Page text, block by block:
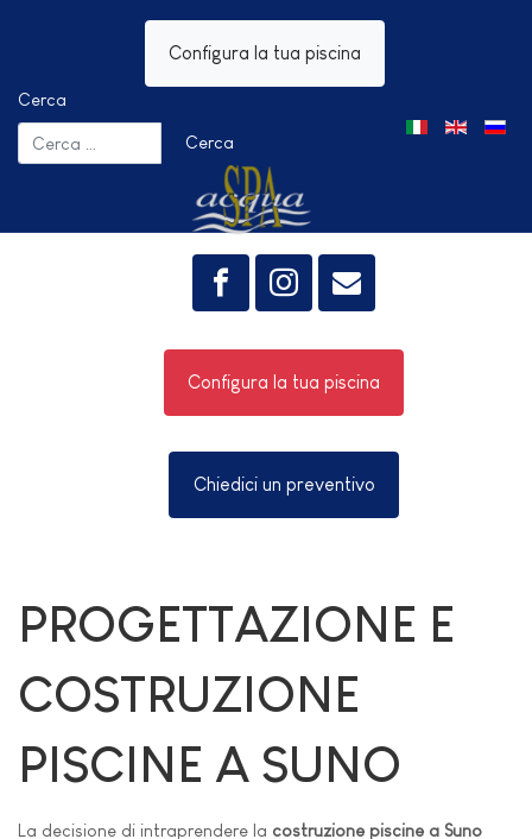
Configura la tua piscina
Cerca
Cerca
Seleziona la tua
Configura la tua piscina
Chiedici un preventivo
PROGETTAZIONE E
COSTRUZIONE
PISCINE A SUNO
La decisione di intraprendere la costruzione piscine a Suno